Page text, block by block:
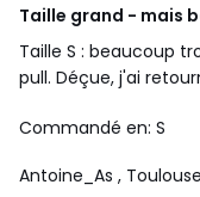
Taille grand - mais
Taille S : beaucoup
pull. Déçue, j'ai
Commandé en: S
Antoine_As , Toulouse